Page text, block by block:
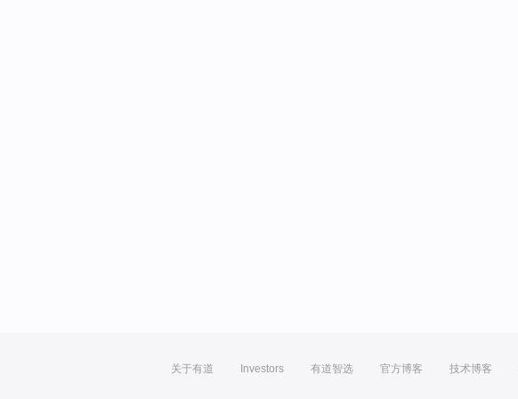
关于有道 Investors 有道智选 官方博客 技术博客